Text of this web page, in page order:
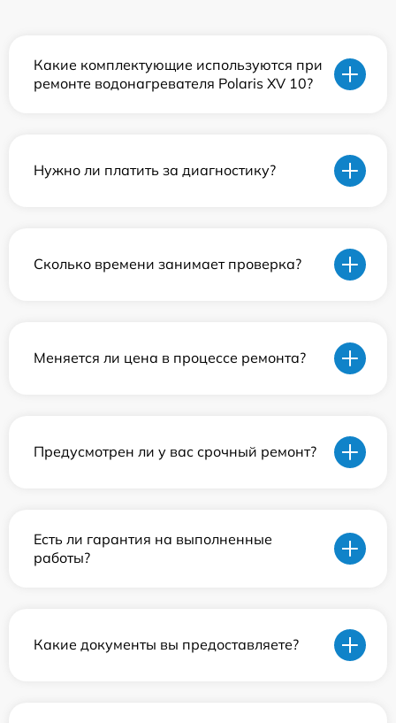
Какие комплектующие используются при
ремонте водонагревателя Polaris XV 10?
Нужно ли платить за диагностику?
Сколько времени занимает проверка?
Меняется ли цена в процессе ремонта?
Предусмотрен ли у вас срочный ремонт?
Есть ли гарантия на выполненные
работы?
Какие документы вы предоставляете?